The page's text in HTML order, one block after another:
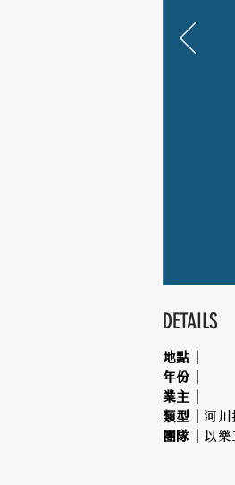
DETAILS
地點｜
年份｜
業主｜
類型｜河川
​團隊｜ 以樂